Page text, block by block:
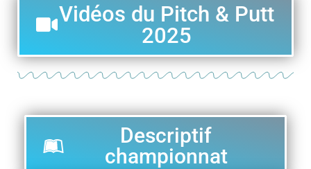
Vidéos du Pitch & Putt
2025
Descriptif
championnat